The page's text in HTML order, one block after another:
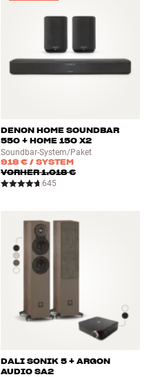
DENON HOME SOUNDBAR
550 + HOME 150 X2
Soundbar-System/Paket
918 € / SYSTEM
VORHER1.018 €
645
DALI SONIK 5 + ARGON
AUDIO SA2